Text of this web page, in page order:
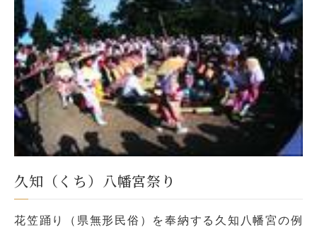
久知（くち）八幡宮祭り
花笠踊り（県無形民俗）を奉納する久知八幡宮の例